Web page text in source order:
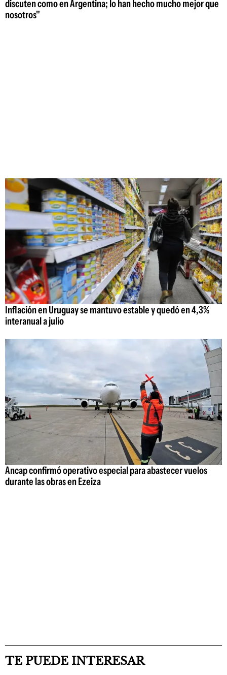
discuten como en Argentina; lo han hecho mucho mejor que
nosotros"
Inflación en Uruguay se mantuvo estable y quedó en 4,3%
interanual a julio
Ancap confirmó operativo especial para abastecer vuelos
durante las obras en Ezeiza
TE PUEDE INTERESAR